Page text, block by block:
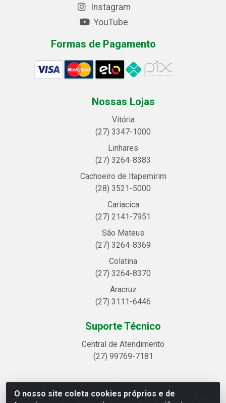
O nosso site coleta cookies próprios e de
Instagram
YouTube
Formas de Pagamento
Nossas Lojas
Vitória
(27) 3347-1000
Linhares
(27) 3264-8383
Cachoeiro de Itapemirim
(28) 3521-5000
Cariacica
(27) 2141-7951
São Mateus
(27) 3264-8369
Colatina
(27) 3264-8370
Aracruz
(27) 3111-6446
Suporte Técnico
Central de Atendimento
(27) 99769-7181
Linhavix Distribuidora LTDA - Avenida Alegre, 2521 -